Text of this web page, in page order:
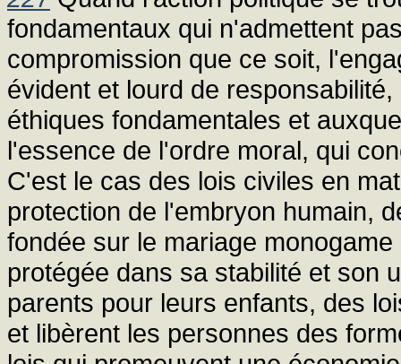
fondamentaux qui n'admettent
compromission que ce soit,
évident et lourd de
éthiques fondamentales et
l'essence de l'ordre moral, qui
C'est le cas des lois civiles en
protection de l'embryon humain,
fondée sur le mariage
protégée dans sa stabilité et son
parents pour leurs enfants, des
et libèrent les personnes des